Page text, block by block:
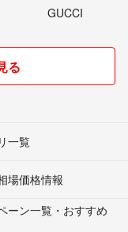
GUCCI
る
一覧
場価格情報
ーン一覧・おすすめ